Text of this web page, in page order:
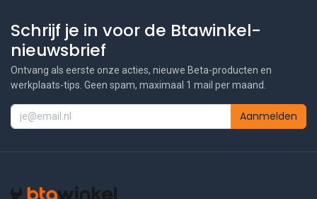
Schrijf je in voor de Btawinkel-
nieuwsbrief
Ontvang als eerste onze acties, nieuwe Beta-producten en
werkplaats-tips. Geen spam, maximaal 1 mail per maand.
Aanmelden